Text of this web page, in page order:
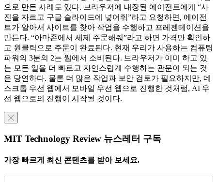
으로 만든 사례도 있다. 브라우저에 내장된 에이전트에게 “사
진을 자르고 구글 슬라이드에 넣어줘”라고 요청하면, 에이전
트가 알아서 사이트를 찾아 작업을 수행하고 프레젠테이션을
만든다. “아마존에서 세제 주문해줘”라고 하면 가격만 확인하
고 원클릭으로 주문이 완료된다. 현재 우리가 사용하는 컴퓨팅
파워의 3분의 2는 웹에서 소비된다. 브라우저가 이미 하고 있
는 모든 일을 더 빠르고 자연스럽게 수행하는 관문이 되는 것
은 당연하다. 물론 더 많은 작업과 보안 검토가 필요하지만, 데
스크톱 우선 웹에서 모바일 우선 웹으로 진행한 것처럼, AI 우
선 웹으로의 진행이 시작될 것이다.
╳
MIT Technology Review 뉴스레터 구독
가장 빠르게 최신 콘텐츠를 받아 보세요.